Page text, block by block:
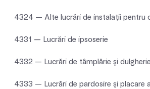
4324 — Alte lucrări de instalaţii pentru
4331 — Lucrări de ipsoserie
4332 — Lucrări de tâmplărie şi dulgherie
4333 — Lucrări de pardosire şi placare